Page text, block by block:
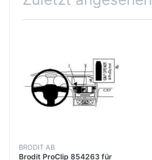
BRODIT AB
Brodit ProClip 854263 für